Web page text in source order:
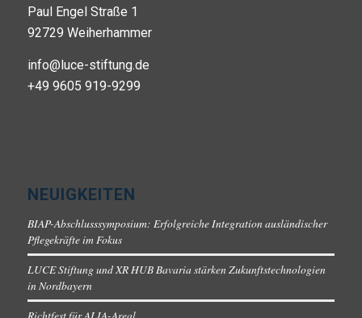
Paul Engel Straße 1
92729 Weiherhammer
info@luce-stiftung.de
+49 9605 919-9299
NEUIGKEITEN
BIAP-Abschlusssymposium: Erfolgreiche Integration ausländischer
Pflegekräfte im Fokus
LUCE Stiftung und XR HUB Bavaria stärken Zukunftstechnologien
in Nordbayern